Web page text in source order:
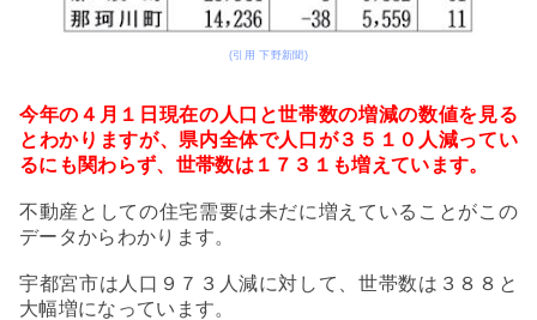
(引用 下野新聞)
今年の４月１日現在の人口と世帯数の増減の数値を見る
とわかりますが、県内全体で人口が３５１０人減ってい
るにも関わらず、世帯数は１７３１も増えています。
不動産としての住宅需要は未だに増えていることがこの
データからわかります。
宇都宮市は人口９７３人減に対して、世帯数は３８８と
大幅増になっています。